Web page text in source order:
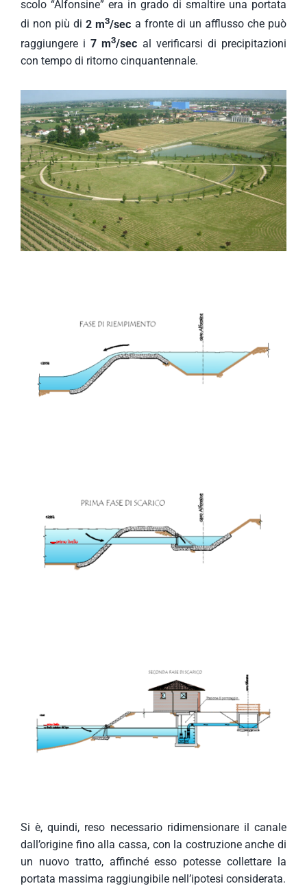
scolo “Alfonsine” era in grado di smaltire una portata
di non più di2 m3/sec a fronte di un afflusso che può
raggiungere i7 m3/sec al verificarsi di precipitazioni
con tempo di ritorno cinquantennale.
Si è, quindi, reso necessario ridimensionare il canale
dall’origine fino alla cassa, con la costruzione anche di
un nuovo tratto, affinché esso potesse collettare la
portata massima raggiungibile nell’ipotesi considerata.